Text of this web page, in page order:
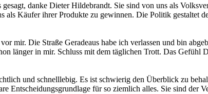
danke Dieter Hildebrandt. Sie sind von uns als
als Käufer ihrer Produkte zu gewinnen. Die Politik
mir. Die Straße Geradeaus habe ich verlassen und bin
länger in mir. Schluss mit dem täglichen Trott. Das
und schnelllebig. Es ist schwierig den Überblick zu
Entscheidungsgrundlage für so ziemlich alles. Sie sind der